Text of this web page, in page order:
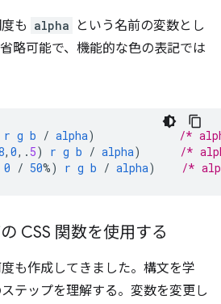
も alpha
という名前の変数とし
略可能で、機能的な色の表記では
r g b / alpha)
/*
, 0, . 5) r g b / alpha)
/*
0 / 50%) r g b / alpha) /*
CSS 関数を使用する
も作成してきました。構文を学
テップを理解する。変数を変更し